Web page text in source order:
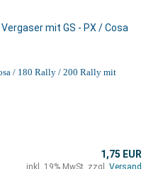
mit GS - PX / Cosa
/ 180 Rally / 200 Rally mit
1,75 EUR
inkl. 19% MwSt. zzgl. Versand